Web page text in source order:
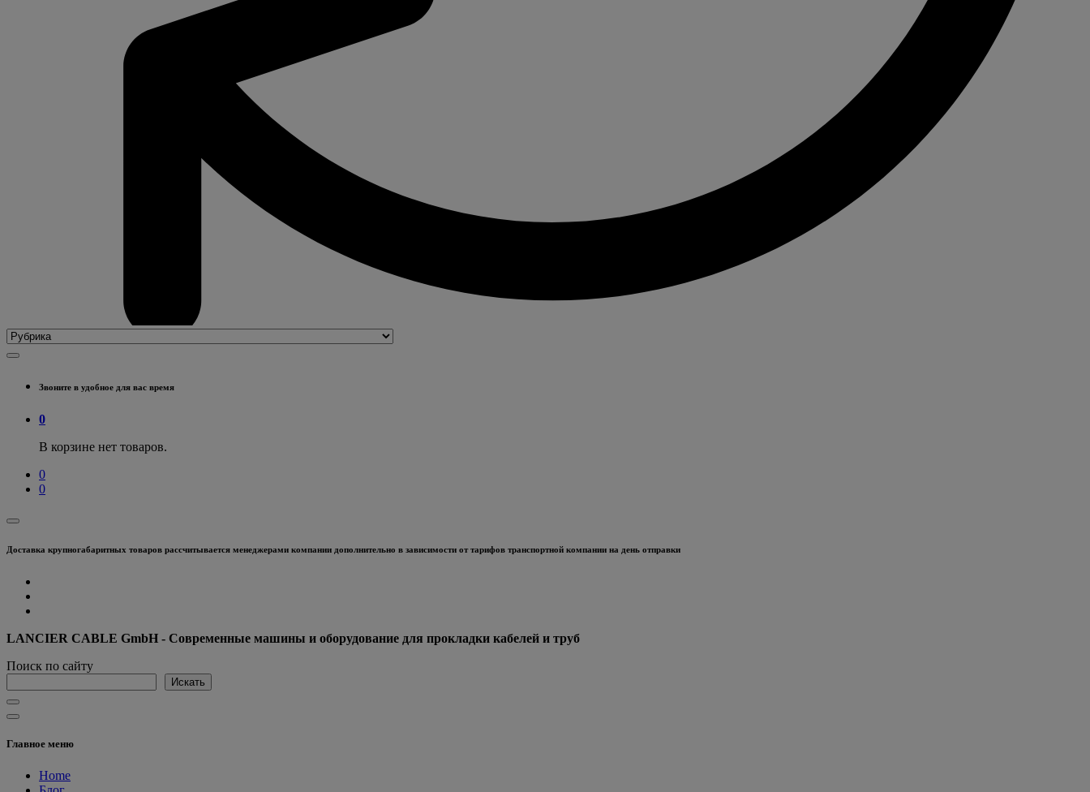
Звоните в удобное для вас время
0
В корзине нет товаров.
0
0
Доставка крупногабаритных товаров рассчитывается менеджерами компании дополнительно в зависимости от тарифов транспортной компании на день отправки
LANCIER CABLE GmbH - Современные машины и оборудование для прокладки кабелей и труб
Поиск по сайту
Искать
Главное меню
Home